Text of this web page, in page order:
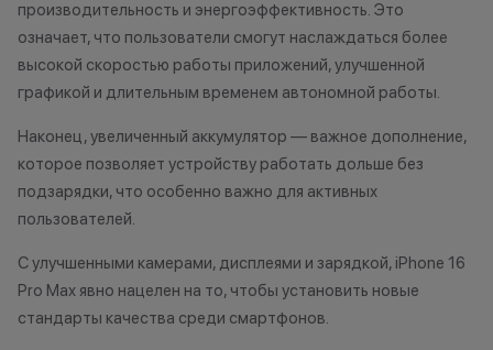
обоснованные причины).
•Организатор (продавец) на свое
усмотрение имеет право
изменить условия акции в
•Организатор
право отказать
договора
причинам
обоснованные
•Организатор
усмотрение
производительность и энергоэффективность. Это
означает, что пользователи смогут наслаждаться более
высокой скоростью работы приложений, улучшенной
графикой и длительным временем автономной работы.
Наконец, увеличенный аккумулятор — важное дополнение,
которое позволяет устройству работать дольше без
подзарядки, что особенно важно для активных
пользователей.
С улучшенными камерами, дисплеями и зарядкой, iPhone 16
Pro Max явно нацелен на то, чтобы установить новые
стандарты качества среди смартфонов.